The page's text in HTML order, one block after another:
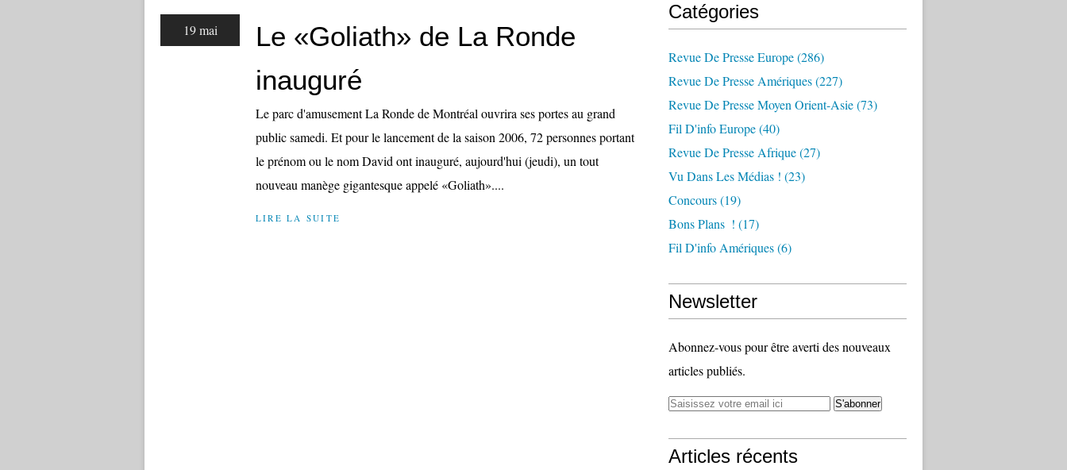
19 mai
Le «Goliath» de La Ronde
inauguré
Le parc d'amusement La Ronde de Montréal ouvrira ses portes au grand
public samedi. Et pour le lancement de la saison 2006, 72 personnes portant
le prénom ou le nom David ont inauguré, aujourd'hui (jeudi), un tout
nouveau manège gigantesque appelé «Goliath»....
LIRE LA SUITE
Catégories
Revue De Presse Europe(286)
Revue De Presse Amériques(227)
Revue De Presse Moyen Orient-Asie(73)
Fil D'info Europe(40)
Revue De Presse Afrique(27)
Vu Dans Les Médias ! (23)
Concours(19)
Bons Plans  ! (17)
Fil D'info Amériques(6)
Newsletter
Abonnez-vous pour être averti des nouveaux
articles publiés.
Articles récents